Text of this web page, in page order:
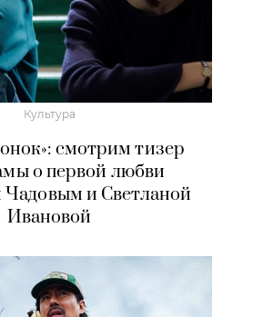
Культура
смотрим тизер
о первой любви
Чадовым и Светланой
Ивановой